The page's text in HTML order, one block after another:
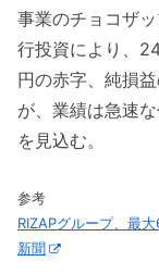
事業のチョコザ
行投資により、
円の赤字、純損
が、業績は急速
を見込む。
参考
RIZAPグループ、最
新聞